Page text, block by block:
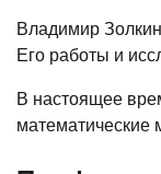
Владимир
Его работы и
В настоящее